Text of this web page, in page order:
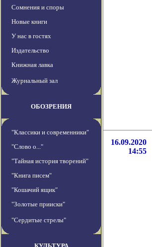
Сомнения и споры
Новые книги
У нас в гостях
Издательство
Книжная лавка
Журнальный зал
ОБОЗРЕНИЯ
"Классики и современники"
"Слово о..."
"Тайная история творений"
"Книга писем"
"Кошачий ящик"
"Золотые прииски"
"Сердитые стрелы"
16.09.2020
14:55